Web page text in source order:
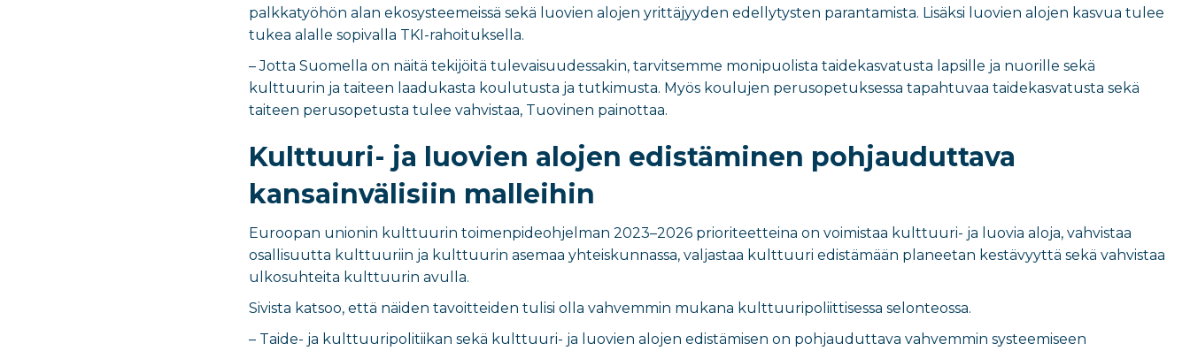
palkkatyöhön alan ekosysteemeissä sekä luovien alojen yrittäjyyden edellytysten parantamista. Lisäksi luovien alojen kasvua tulee
tukea alalle sopivalla TKI-rahoituksella.
– Jotta Suomella on näitä tekijöitä tulevaisuudessakin, tarvitsemme monipuolista taidekasvatusta lapsille ja nuorille sekä
kulttuurin ja taiteen laadukasta koulutusta ja tutkimusta. Myös koulujen perusopetuksessa tapahtuvaa taidekasvatusta sekä
taiteen perusopetusta tulee vahvistaa, Tuovinen painottaa.
Kulttuuri- ja luovien alojen edistäminen pohjauduttava
kansainvälisiin malleihin
Euroopan unionin kulttuurin toimenpideohjelman 2023–2026 prioriteetteina on voimistaa kulttuuri- ja luovia aloja, vahvistaa
osallisuutta kulttuuriin ja kulttuurin asemaa yhteiskunnassa, valjastaa kulttuuri edistämään planeetan kestävyyttä sekä vahvistaa
ulkosuhteita kulttuurin avulla.
Sivista katsoo, että näiden tavoitteiden tulisi olla vahvemmin mukana kulttuuripoliittisessa selonteossa.
– Taide- ja kulttuuripolitiikan sekä kulttuuri- ja luovien alojen edistämisen on pohjauduttava vahvemmin systeemiseen